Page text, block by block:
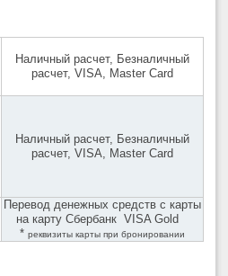
Наличный расчет, Безналичный
расчет, VISA, Master Card
Наличный расчет, Безналичный
расчет, VISA, Master Card
Перевод денежных средств с карты
на карту Сбербанк VISA Gold
*реквизиты карты при бронировании